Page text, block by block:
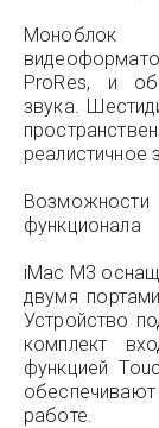
ProRes, и
звука.
реалистичное
функционала
iMac M3
двумя
Устройство
комплект
функцией
работе.